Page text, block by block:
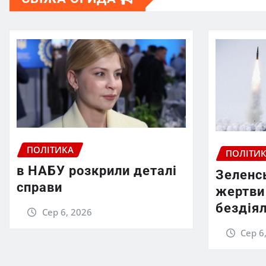
ПОЛІТИКА
в НАБУ розкрили деталі
справи
Сер 6, 2026
жертви
Сер